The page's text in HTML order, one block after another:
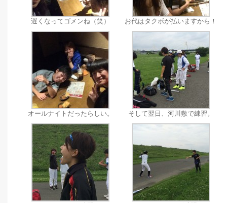
遅くなってゴメンね（笑） お代はタクボが払いますから！
オールナイトだったらしい。 そして翌日、河川敷で練習。